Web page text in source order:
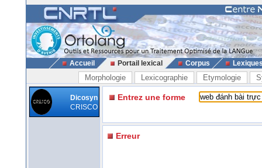
Accueil Portail lexical Corpus
Morphologie Lexicographie Etymologie
Dicosyn
CRISCO
Entrez une forme
Erreur